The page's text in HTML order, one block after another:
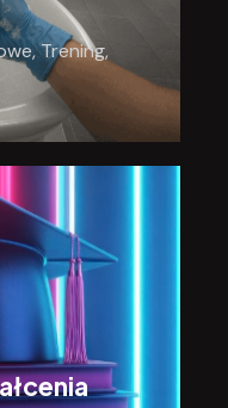
,Trening,